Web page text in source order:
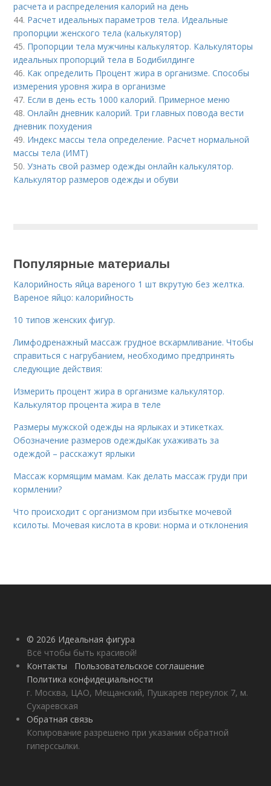
расчета и распределения калорий на день
44. Расчет идеальных параметров тела. Идеальные
пропорции женского тела (калькулятор)
45. Пропорции тела мужчины калькулятор. Калькуляторы
идеальных пропорций тела в Бодибилдинге
46. Как определить Процент жира в организме. Способы
измерения уровня жира в организме
47. Если в день есть 1000 калорий. Примерное меню
48.Онлайн дневник калорий. Три главных повода вести
дневник похудения
49. Индекс массы тела определение. Расчет нормальной
массы тела (ИМТ)
50.Узнать свой размер одежды онлайн калькулятор.
Калькулятор размеров одежды и обуви
Популярные материалы
Калорийность яйца вареного 1 шт вкрутую без желтка.
Вареное яйцо: калорийность
10 типов женских фигур.
Лимфодренажный массаж грудное вскармливание. Чтобы
справиться с нагрубанием, необходимо предпринять
следующие действия:
Измерить процент жира в организме калькулятор.
Калькулятор процента жира в теле
Размеры мужской одежды на ярлыках и этикетках.
Обозначение размеров одеждыКак ухаживать за
одеждой – расскажут ярлыки
Массаж кормящим мамам. Как делать массаж груди при
кормлении?
Что происходит с организмом при избытке мочевой
ксилоты. Мочевая кислота в крови: норма и отклонения
© 2026 Идеальная фигура
Всё чтобы быть красивой!
Контакты
Пользовательское соглашение
Политика конфидециальности
г. Москва, ЦАО, Мещанский, Пушкарев переулок 7, м.
Сухаревская
Обратная связь
Копирование разрешено при указании обратной
гиперссылки.